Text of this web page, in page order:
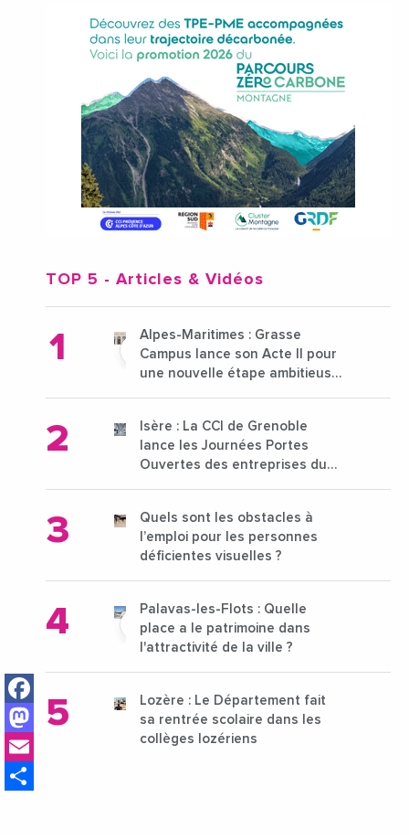
Facebook
Mastodon
TOP 5 - Articles & Vidéos
Alpes-Maritimes : Grasse
Campus lance son Acte II pour
une nouvelle étape ambitieuse
Isère : La CCI de Grenoble
lance les Journées Portes
Ouvertes des entreprises du
Quels sont les obstacles à
l’emploi pour les personnes
déficientes visuelles ?
Palavas-les-Flots : Quelle
place a le patrimoine dans
l'attractivité de la ville ?
Lozère : Le Département fait
sa rentrée scolaire dans les
collèges lozériens